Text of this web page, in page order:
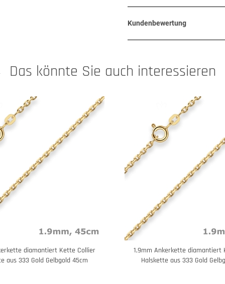
Kundenbewertung
Das könnte Sie auch interessieren
diamantiert Kette Collier
aus 333 Gold Gelbgold 45cm
1,9mm Ankerkette diamantiert
Halskette aus 333 Gold